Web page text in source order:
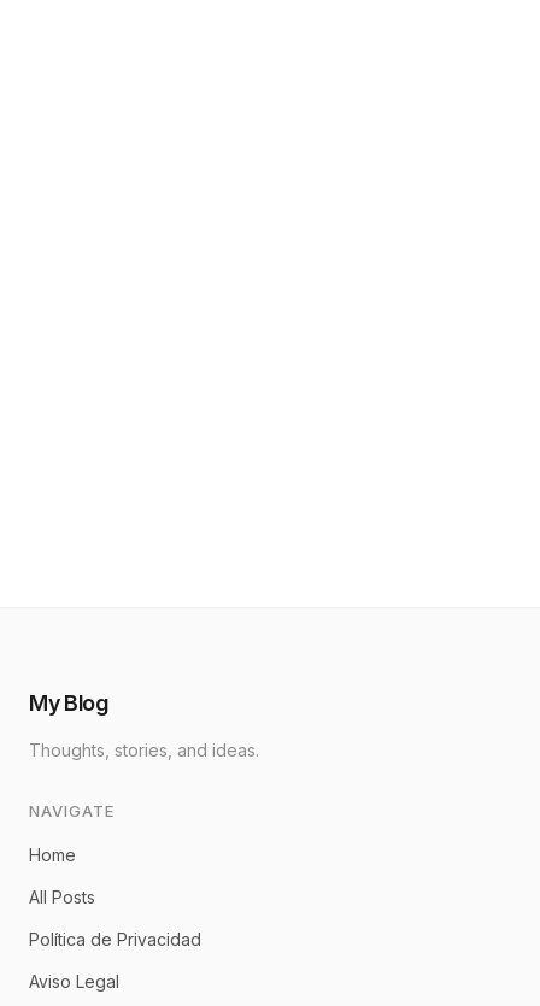
My Blog
Thoughts, stories, and ideas.
NAVIGATE
Home
All Posts
Política de Privacidad
Aviso Legal